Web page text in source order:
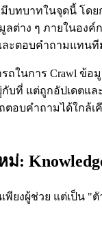
มีบทบาทในจุดนี้ โด
ลต่าง ๆ ภายในองค์
ละตอบคำถามแทนที
ถในการ Crawl ข้อ
บที่ แต่ถูกอัปเดตแล
ตอบคำถามได้ใกล้เ
:
พียงผู้ช่วย แต่เป็น "